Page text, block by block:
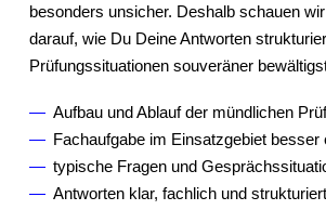
besonders unsicher. Deshalb schauen
darauf, wie Du Deine Antworten
Prüfungssituationen souveräner
Aufbau und Ablauf der mündlichen
Fachaufgabe im Einsatzgebiet besser
typische Fragen und
Antworten klar, fachlich und